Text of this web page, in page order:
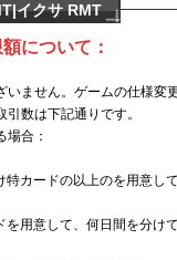
イクサ RMT
について：
いません。ゲームの仕様変
引数は下記通りです。
場合：
カードの以上のを用意して
用意して、何日間を分けて